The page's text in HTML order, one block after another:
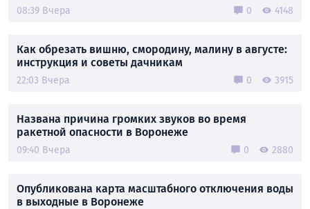
08:39 Вчера 0 4148
Как обрезать вишню, смородину, малину в августе:
инструкция и советы дачникам
22:03 Вчера 0 3915
Названа причина громких звуков во время
ракетной опасности в Воронеже
09:40 Вчера 0 2880
Опубликована карта масштабного отключения воды
в выходные в Воронеже